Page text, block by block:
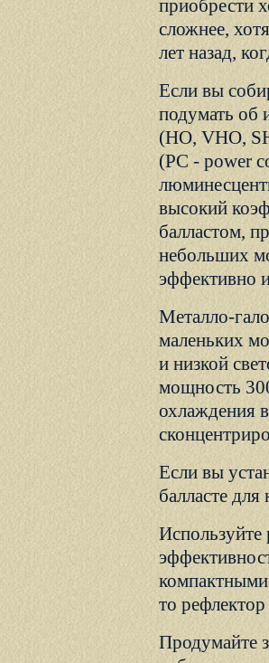
приобрести
сложнее,
лет назад,
Если вы
подумать об
(HO, VHO,
(PC - power
высокий
балластом,
небольших
эффективно
Металло-
маленьких
и низкой
мощность
охлаждения
Если вы
балласте
то
Продумайте